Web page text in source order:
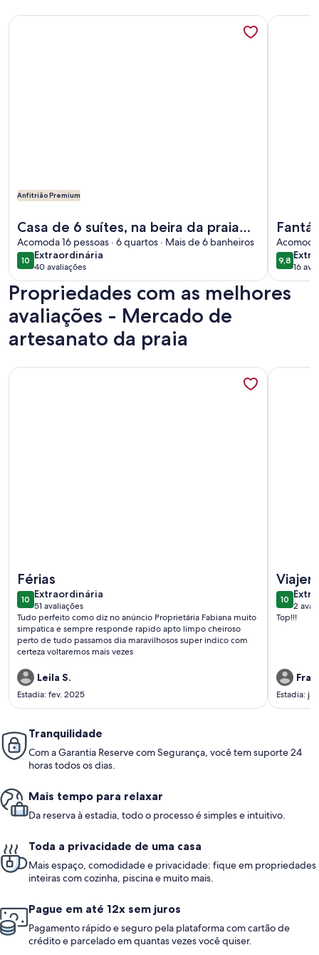
Anfitrião Premium
Casa de 6 suítes, na beira da praia
da Ferradura
Acomoda 16 pessoas · 6 quartos · Mais de 6 banheiros
1010 de 10
Extraordinária
extraordinária
40 avaliações
(40
avaliações)
Mais informações sobre Casa de 6 suítes, na beira da praia
3 min
Acomoda
9,89,8 de
16
(16
Mais
Propriedades com as melhores
avaliações - Mercado de
artesanato da praia
Férias
1010 de 10
Extraordinária
extraordinária
51 avaliações
(51
avaliações)
Tudo perfeito como diz no anúncio Proprietária Fabiana muito
simpatica e sempre responde rapido apto limpo cheiroso
perto de tudo passamos dia maravilhosos super indico com
certeza voltaremos mais vezes
Leila S.
Estadia: fev. 2025
Mais informações sobre APARTMENT WITH<br>VIEW OF
1010 de 10
2
(2
Top!!!
Estadia:
Mais
Tranquilidade
Com a Garantia Reserve com Segurança, você tem suporte 24
horas todos os dias.
Mais tempo para relaxar
Da reserva à estadia, todo o processo é simples e intuitivo.
Toda a privacidade de uma casa
Mais espaço, comodidade e privacidade: fique em propriedades
inteiras com cozinha, piscina e muito mais.
Pague em até 12x sem juros
Pagamento rápido e seguro pela plataforma com cartão de
crédito e parcelado em quantas vezes você quiser.